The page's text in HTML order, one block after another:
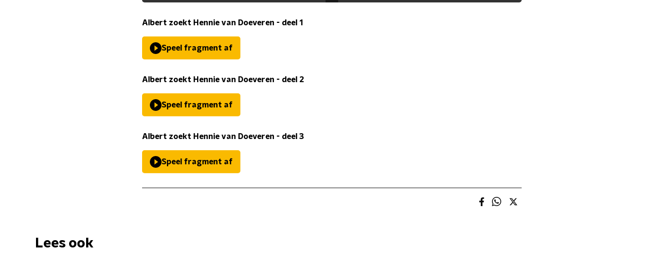
Albert zoekt Hennie van Doeveren - deel 1
Speel fragment af
Albert zoekt Hennie van Doeveren - deel 2
Speel fragment af
Albert zoekt Hennie van Doeveren - deel 3
Speel fragment af
Lees ook